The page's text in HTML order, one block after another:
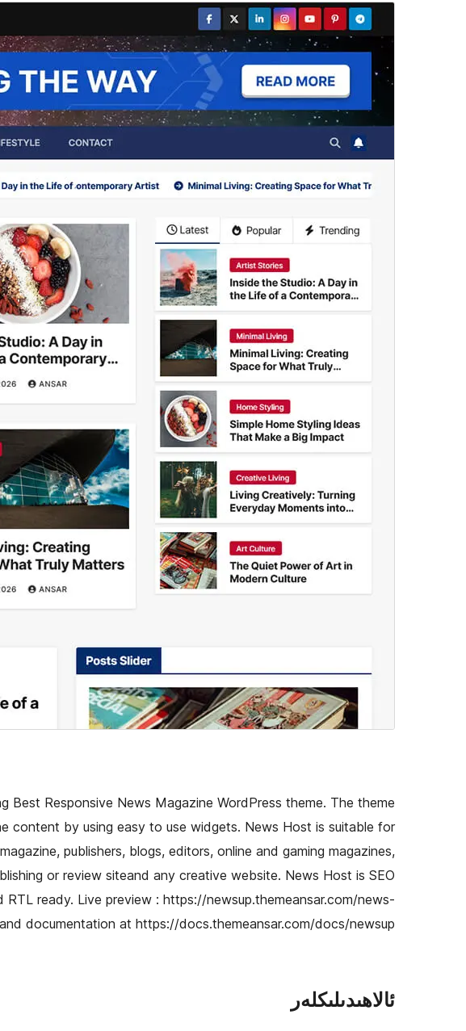
Best Responsive News Magazine WordPress theme. The theme
content by using easy to use widgets. News Host is suitable for
publishers, blogs, editors, online and gaming magazines,
or review siteand any creative website. News Host is SEO
RTL ready. Live preview : https://newsup.themeansar.com/news-
documentation at https://docs.themeansar.com/docs/newsup/
ئالاھىدىلىكلەر